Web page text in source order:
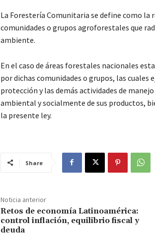
La Forestería Comunitaria se define como
comunidades o grupos agroforestales que
ambiente.
En el caso de áreas forestales nacionales
por dichas comunidades o grupos, las cuales
protección y las demás actividades de
ambiental y socialmente de sus productos,
la presente ley.
Share
Noticia anterior
Retos de economía Latinoamérica:
control inflación, equilibrio fiscal y
deuda